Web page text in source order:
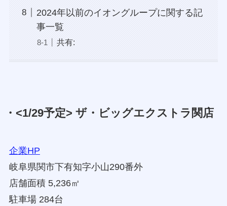
2024年以前のイオングループに関する記
事一覧
共有:
・<1/29予定> ザ・ビッグエクストラ関店
企業HP
岐阜県関市下有知字小山290番外
店舗面積 5,236㎡
駐車場 284台